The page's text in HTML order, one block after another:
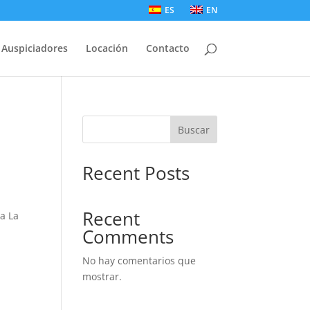
ES EN
Auspiciadores Locación Contacto
La
Buscar
Recent Posts
Recent
Comments
No hay comentarios que
mostrar.